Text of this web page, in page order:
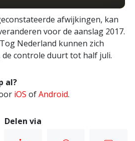
afwijkingen, kan
voor de aanslag 2017.
Nederland kunnen zich
controle duurt tot half juli.
al?
iOS ofAndroid.
Delen via